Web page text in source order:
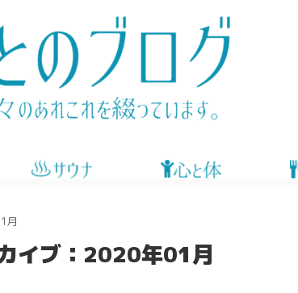
1月
イブ：2020年01月